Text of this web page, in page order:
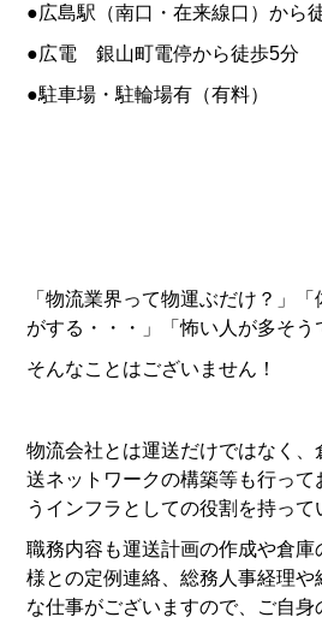
●広島駅（南口・在来線口）から
●広電 銀山町電停から徒歩5分
●駐車場・駐輪場有（有料）
「物流業界って物運ぶだけ？」
がする・・・」「怖い人が多そう
そんなことはございません！
物流会社とは運送だけではなく
送ネットワークの構築等も行って
うインフラとしての役割を持って
職務内容も運送計画の作成や倉庫
様との定例連絡、総務人事経理や
な仕事がございますので、ご自